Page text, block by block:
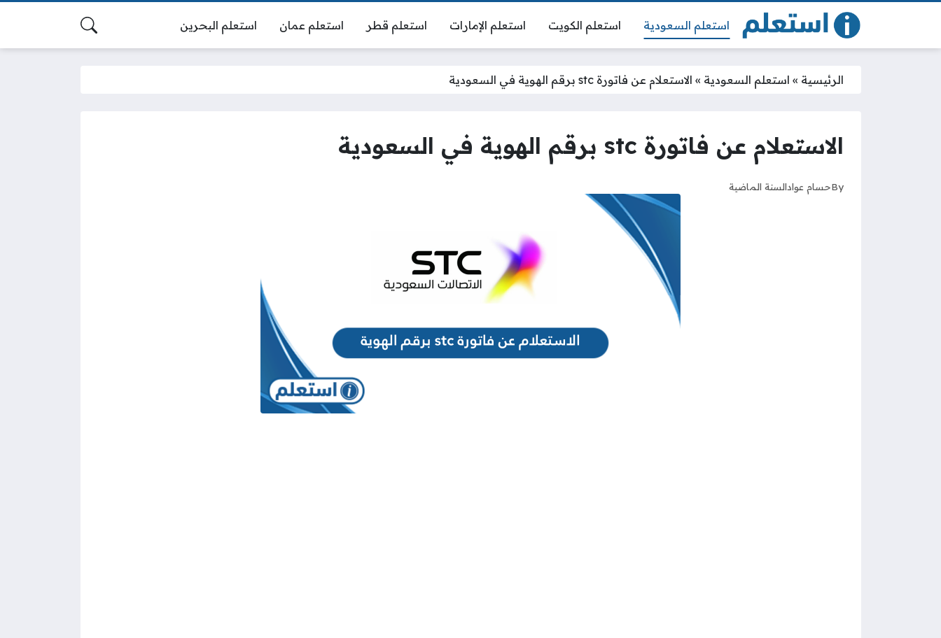
استعلم السعودية استعلم الكويت استعلم الإمارات استعلم قطر استعلم عمان استعلم البحرين
الرئيسية » استعلم السعودية » الاستعلام عن فاتورة stc برقم الهوية في السعودية
الاستعلام عن فاتورة stc برقم الهوية في السعودية
Byحسام عوادالسنة الماضية